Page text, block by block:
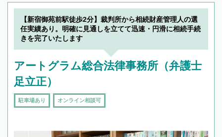
【新宿御苑前駅徒歩2分】裁判所から相続財産管理人の選
任実績あり。明確に見通しを立てて迅速・円滑に相続手続
きを完了いたします
アートグラム総合法律事務所（弁護士
足立正）
駐車場あり オンライン相談可